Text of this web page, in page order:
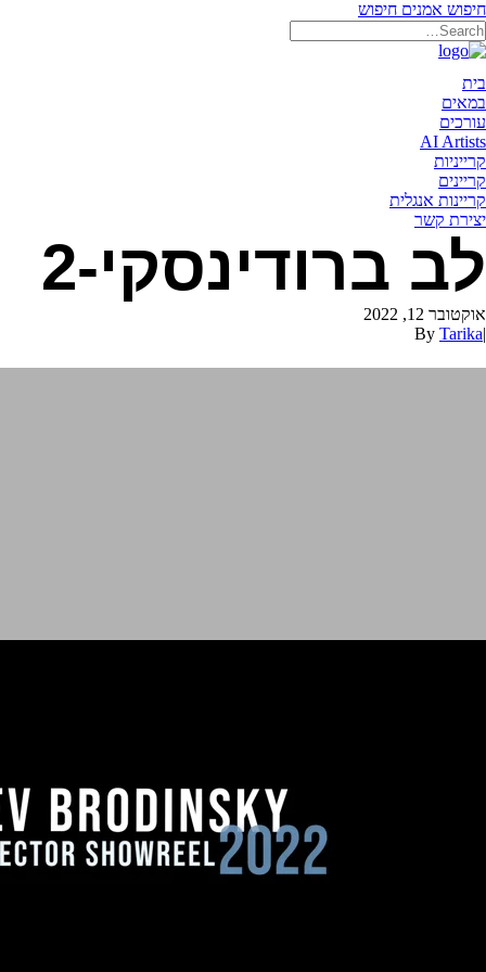
חיפוש אמנים חיפוש
בית
במאים
עורכים
AI Artists
קרייניות
קריינים
קריינות אנגלית
יצירת קשר
לב ברודינסקי-2
אוקטובר 12, 2022
|
By Tarika